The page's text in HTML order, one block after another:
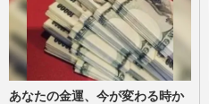
あなたの金運、今が変わる時か